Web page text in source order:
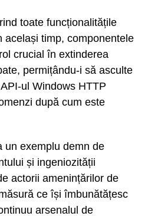
toate funcționalitățile
același timp, componentele
crucial în extinderea
permițându-i să asculte
ul Windows HTTP
după cum este
un exemplu demn de
și ingeniozității
actorii amenințărilor de
ce își îmbunătățesc
arsenalul de